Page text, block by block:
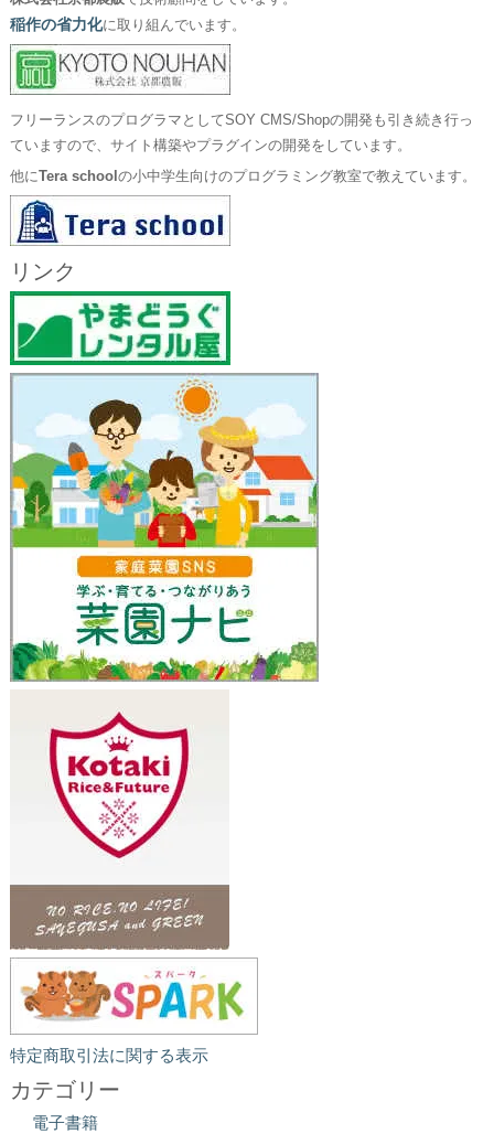
稲作の省力化に取り組んでいます。
フリーランスのプログラマとしてSOY CMS/Shopの開発も引き続き行っ
ていますので、サイト構築やプラグインの開発をしています。
他にTera school の小中学生向けのプログラミング教室で教えています。
リンク
特定商取引法に関する表示
カテゴリー
電子書籍